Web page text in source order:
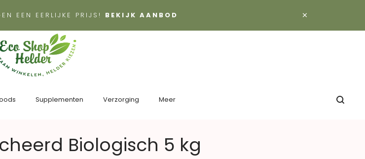
×
EEN EERLIJKE PRIJS! BEKIJK AANBOD
Supplementen Verzorging Meer
Biologisch 5 kg